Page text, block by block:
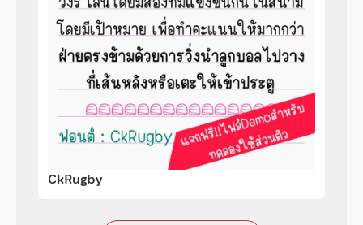
CkRugby